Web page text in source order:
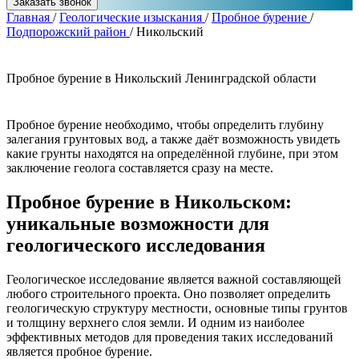
Главная /Геологические изыскания /Пробное бурение /
Подпорожский район /Никольский
Пробное бурение в Никольский Ленинградской области
Пробное бурение необходимо, чтобы определить глубину
залегания грунтовых вод, а также даёт возможность увидеть
какие грунты находятся на определённой глубине, при этом
заключение геолога составляется сразу на месте.
Пробное бурение в Никольском:
уникальные возможности для
геологического исследования
Геологическое исследование является важной составляющей
любого строительного проекта. Оно позволяет определить
геологическую структуру местности, основные типы грунтов
и толщину верхнего слоя земли. И одним из наиболее
эффективных методов для проведения таких исследований
является пробное бурение.